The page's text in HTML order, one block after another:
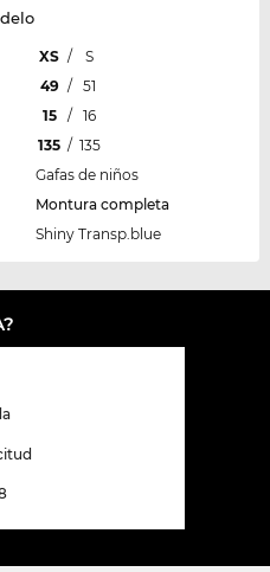
XS /
S
49 /
51
15 /
16
135 / 135
Gafas de niños
Montura completa
Shiny Transp.blue